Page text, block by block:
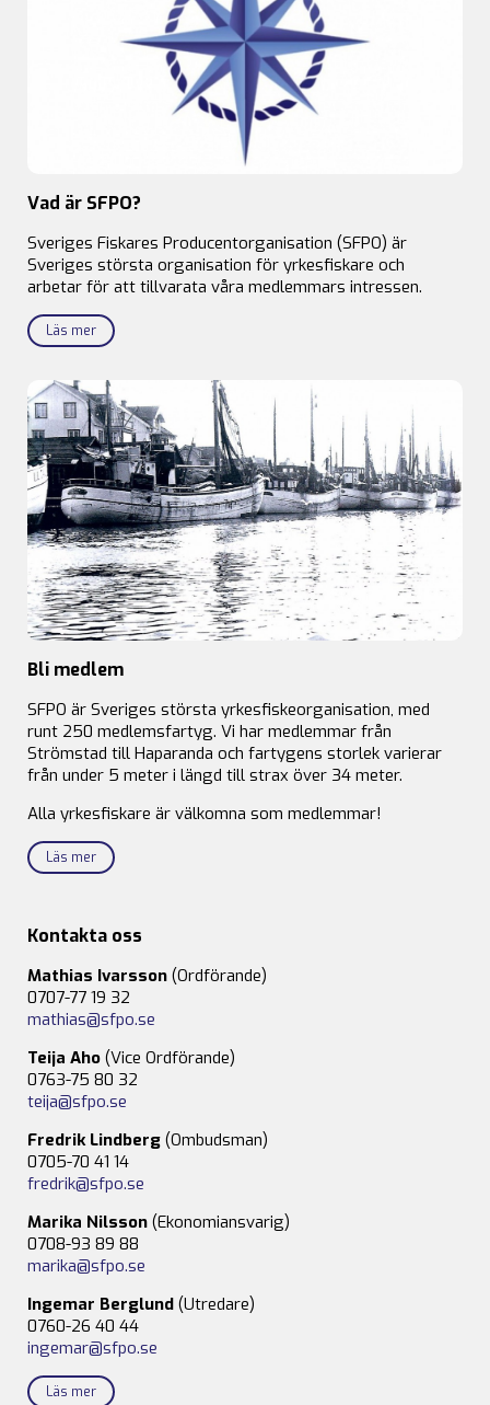
Vad är SFPO?
Sveriges Fiskares Producentorganisation (SFPO) är
Sveriges största organisation för yrkesfiskare och
arbetar för att tillvarata våra medlemmars intressen.
Läs mer
Bli medlem
SFPO är Sveriges största yrkesfiskeorganisation, med
runt 250 medlemsfartyg. Vi har medlemmar från
Strömstad till Haparanda och fartygens storlek varierar
från under 5 meter i längd till strax över 34 meter.
Alla yrkesfiskare är välkomna som medlemmar!
Läs mer
Kontakta oss
Mathias Ivarsson (Ordförande)
0707-77 19 32
mathias@sfpo.se
Teija Aho (Vice Ordförande)
0763-75 80 32
teija@sfpo.se
Fredrik Lindberg (Ombudsman)
0705-70 41 14
fredrik@sfpo.se
Marika Nilsson (Ekonomiansvarig)
0708-93 89 88
marika@sfpo.se
Ingemar Berglund (Utredare)
0760-26 40 44
ingemar@sfpo.se
Läs mer